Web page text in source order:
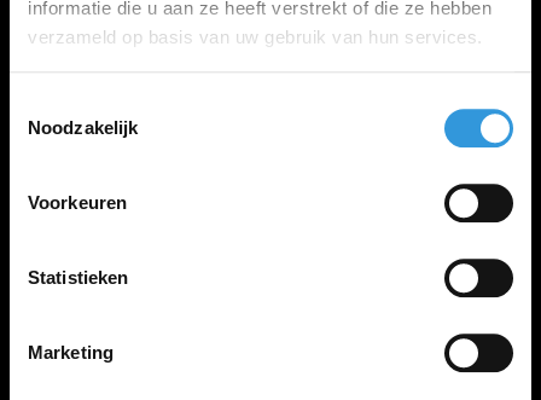
informatie die u aan ze heeft verstrekt of die ze hebben
verzameld op basis van uw gebruik van hun services.
Noodzakelijk
Voorkeuren
Statistieken
Marketing